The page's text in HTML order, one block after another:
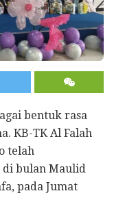
bentuk rasa
KB-TK Al Falah
telah
di bulan Maulid
pada Jumat